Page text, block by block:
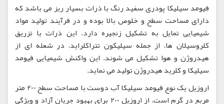
فیومد سیلیکا پودری سفید رنگ با ذرات بسیار ریز می باشد که
دارای مساحت سطح و خلوص بالا بوده و در فرآیند تولید مواد
شیمیایی تمایل به تشکیل زنجیره دارد. این ذرات با تزریق
کلروسیلان ها، از جمله سیلیکون تتراکلراید، در شعله ای از
هیدروژن و هوا تشکیل می شوند. این واکنش شیمیایی فیومد
سیلیکا و کلرید هیدروژن تولید می نماید.
اروزیل یک نوع فیومد سیلیکا آب دوست با مساحت سطح 200 متر
مربع در گرم است. از اروزیل 200 برای بهبود جریان آزاد و ویژگی